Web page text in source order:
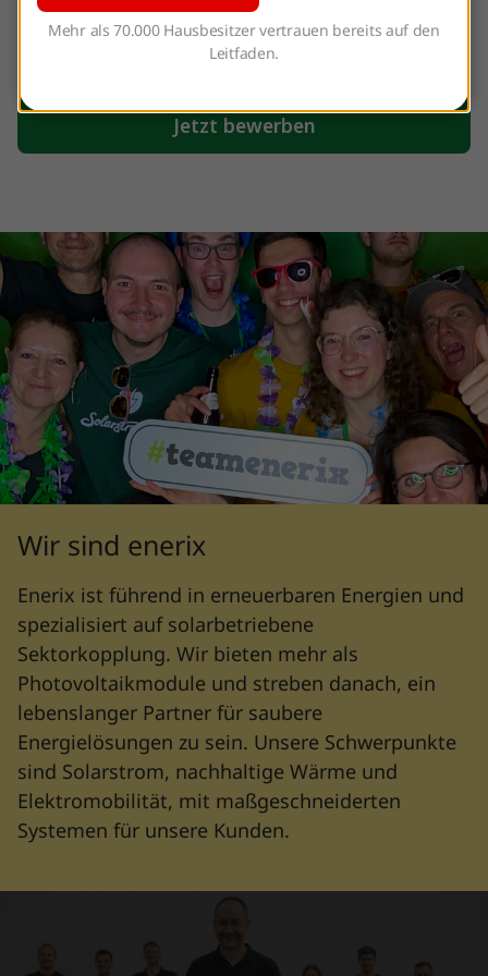
oderland@enerix.de
Wir sind enerix
Enerix ist führend in erneuerbaren Energien und
spezialisiert auf solarbetriebene
Sektorkopplung. Wir bieten mehr als
Photovoltaikmodule und streben danach, ein
lebenslanger Partner für saubere
Energielösungen zu sein. Unsere Schwerpunkte
sind Solarstrom, nachhaltige Wärme und
Elektromobilität, mit maßgeschneiderten
Systemen für unsere Kunden.
Mehr als 70.000 Hausbesitzer vertrauen bereits auf den
Leitfaden.